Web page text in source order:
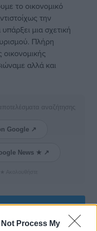
Not Process My
το οικονομικό
την
μια σχετική
Πλήρη
αλλά και
αναζήτησης
Google ↗
News ★ ↗